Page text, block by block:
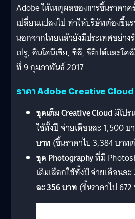
Adobe ให้เหตุผลของการขึ้นราคาค
เปลี่ยนแปลงไป ทำให้บริษัทต้องขึ้น
นอกจากไทยแล้วยังมีประเทศอย่าง
เปรู, อินโดนีเซีย, ชิลี, อียิปต์และโค
ที่ 9 กุมภาพันธ์ 2017
ราคา Adobe Creative Cloud
ชุดเต็ม Creative Cloudมีโป
ใช้ทั้งปี จ่ายเดือนละ 1,500 บ
บาท (ขึ้นราคาไป 3,384 บาท
ชุด Photographyที่มี
เดิมเลือกใช้ทั้งปี จ่ายเดือนล
ละ 356 บาท (ขึ้นราคาไป